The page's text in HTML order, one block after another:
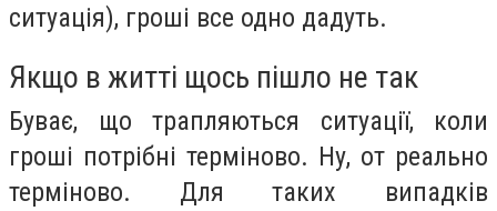
ситуація), гроші все одно дадуть.
Якщо в житті щось пішло не так
Буває, що трапляються ситуації, коли
гроші потрібні терміново. Ну, от реально
терміново. Для таких випадків